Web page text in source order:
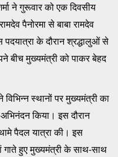
ने गुरूवार को एक दिवसीय
पैनोरमा से बाबा रामदेव
पदयात्रा के दौरान श्रद्धालुओं से
बीच मुख्यमंत्री को पाकर बेहद
स्थानों पर मुख्यमंत्री का
किया। इस दौरान
पैदल यात्रा की। इस
गाते हुए मुख्यमंत्री के साथ-साथ